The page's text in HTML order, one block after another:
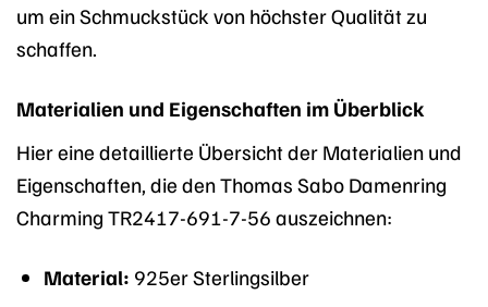
um ein Schmuckstück von höchster Qualität zu
schaffen.
Materialien und Eigenschaften im Überblick
Hier eine detaillierte Übersicht der Materialien und
Eigenschaften, die den Thomas Sabo Damenring
Charming TR2417-691-7-56 auszeichnen:
Material: 925er Sterlingsilber